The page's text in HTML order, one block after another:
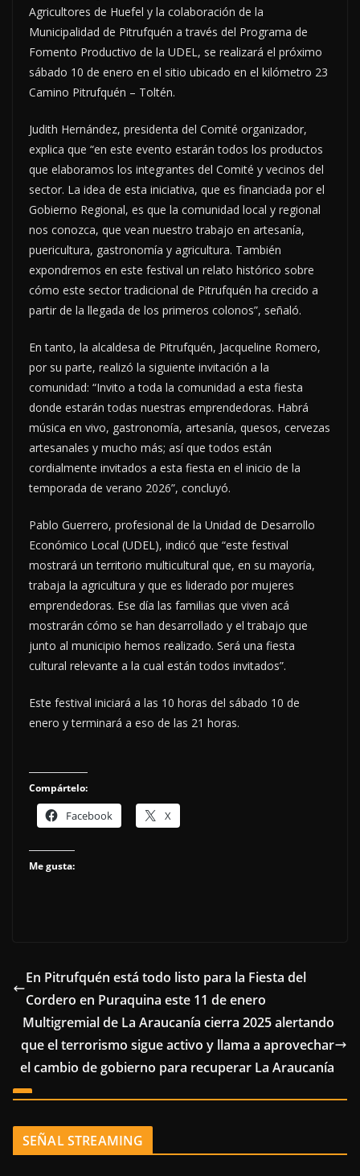
Agricultores de Huefel y la colaboración de la
Municipalidad de Pitrufquén a través del Programa de
Fomento Productivo de la UDEL, se realizará el próximo
sábado 10 de enero en el sitio ubicado en el kilómetro 23
Camino Pitrufquén – Toltén.
Judith Hernández, presidenta del Comité organizador,
explica que “en este evento estarán todos los productos
que elaboramos los integrantes del Comité y vecinos del
sector. La idea de esta iniciativa, que es financiada por el
Gobierno Regional, es que la comunidad local y regional
nos conozca, que vean nuestro trabajo en artesanía,
puericultura, gastronomía y agricultura. También
expondremos en este festival un relato histórico sobre
cómo este sector tradicional de Pitrufquén ha crecido a
partir de la llegada de los primeros colonos”, señaló.
En tanto, la alcaldesa de Pitrufquén, Jacqueline Romero,
por su parte, realizó la siguiente invitación a la
comunidad: “Invito a toda la comunidad a esta fiesta
donde estarán todas nuestras emprendedoras. Habrá
música en vivo, gastronomía, artesanía, quesos, cervezas
artesanales y mucho más; así que todos están
cordialmente invitados a esta fiesta en el inicio de la
temporada de verano 2026”, concluyó.
Pablo Guerrero, profesional de la Unidad de Desarrollo
Económico Local (UDEL), indicó que “este festival
mostrará un territorio multicultural que, en su mayoría,
trabaja la agricultura y que es liderado por mujeres
emprendedoras. Ese día las familias que viven acá
mostrarán cómo se han desarrollado y el trabajo que
junto al municipio hemos realizado. Será una fiesta
cultural relevante a la cual están todos invitados”.
Este festival iniciará a las 10 horas del sábado 10 de
enero y terminará a eso de las 21 horas.
Compártelo:
Facebook X
Me gusta:
En Pitrufquén está todo listo para la Fiesta del
Cordero en Puraquina este 11 de enero
Multigremial de La Araucanía cierra 2025 alertando
que el terrorismo sigue activo y llama a aprovechar
el cambio de gobierno para recuperar La Araucanía
SEÑAL STREAMING